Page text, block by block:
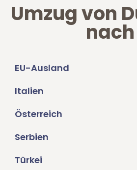
Umzug von
nach
EU-Ausland
Italien
Österreich
Serbien
Türkei